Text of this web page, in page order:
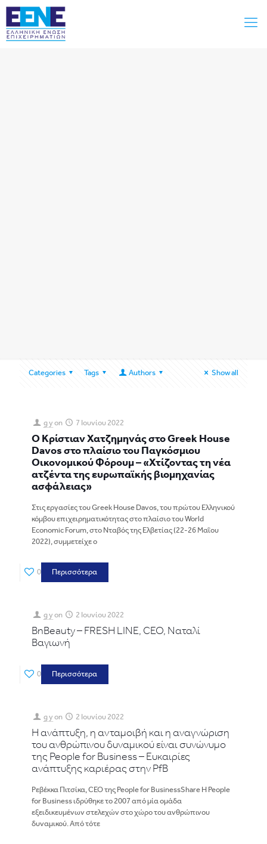
Categories Tags Authors Show all
g y on 7 Ιουνίου 2022
Ο Κρίστιαν Χατζημηνάς στοGreek House
Davos στο πλαίσιο του Παγκόσμιου
Οικονομικού Φόρουμ – «Χτίζοντας τη νέα
ατζέντα της ευρωπαϊκής βιομηχανίας
ασφάλειας»
Στις εργασίες του Greek House Davos, του πρώτου Ελληνικού
κόμβου επιχειρηματικότητας στο πλαίσιο του World
Economic Forum, στο Νταβός της Ελβετίας (22-26 Μαΐου
2022), συμμετείχε ο
0 Περισσότερα
g y on 2 Ιουνίου 2022
BnBeauty – FRESH LINE, CEO, Ναταλί
Βαγιωνή
0 Περισσότερα
g y on 2 Ιουνίου 2022
Η ανάπτυξη, η ανταμοιβή και η αναγνώριση
του ανθρώπινου δυναμικού είναι συνώνυμο
της People for Business – Ευκαιρίες
ανάπτυξης καριέρας στην PfB
Ρεβέκκα Πιτσίκα, CEO της People for BusinessShare Η People
for Business ιδρύθηκε το 2007 από μία ομάδα
εξειδικευμένων στελεχών στο χώρο του ανθρώπινου
δυναμικού. Από τότε